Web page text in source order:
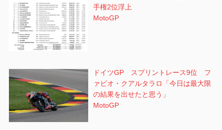
手権2位浮上
MotoGP
ドイツGP スプリントレース9位 フ
ァビオ・クアルタラロ「今日は最大限
の結果を出せたと思う」
MotoGP